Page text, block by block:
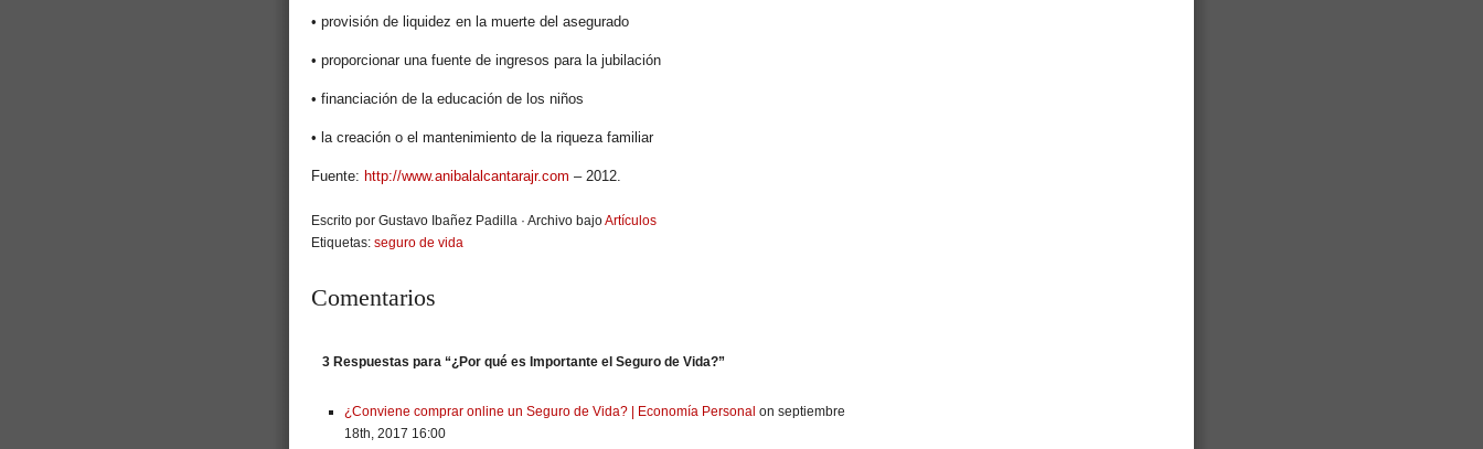
• provisión de liquidez en la muerte del asegurado
• proporcionar una fuente de ingresos para la jubilación
• financiación de la educación de los niños
• la creación o el mantenimiento de la riqueza familiar
Fuente: http://www.anibalalcantarajr.com – 2012.
Escrito por Gustavo Ibañez Padilla · Archivo bajoArtículos
Etiquetas: seguro de vida
Comentarios
3 Respuestas para “¿Por qué es Importante el Seguro de Vida?”
¿Conviene comprar online un Seguro de Vida? | Economía Personal on septiembre
18th, 2017 16:00